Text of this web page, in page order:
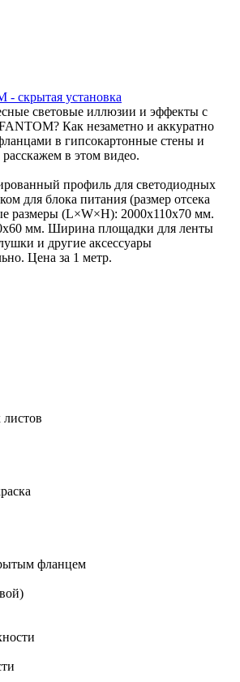
- скрытая установка
световые иллюзии и эффекты с
Как незаметно и аккуратно
в гипсокартонные стены и
в этом видео.
профиль для светодиодных
для блока питания (размер отсека
размеры (L×W×H): 2000x110x70 мм.
мм. Ширина площадки для ленты
и другие аксессуары
Цена за 1 метр.
фланцем